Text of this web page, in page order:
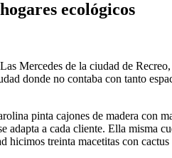
ecológicos
Mercedes de la ciudad de
donde no contaba con tanto
pinta cajones de madera con
a cada cliente. Ella misma
hicimos treinta macetitas con